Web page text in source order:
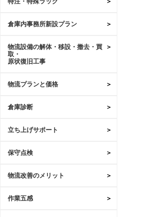
倉庫内事務所新設プラン
物流設備の解体・移設・撤去・買
取・
原状復旧工事
物流プランと価格
倉庫診断
立ち上げサポート
保守点検
物流改善のメリット
作業五感